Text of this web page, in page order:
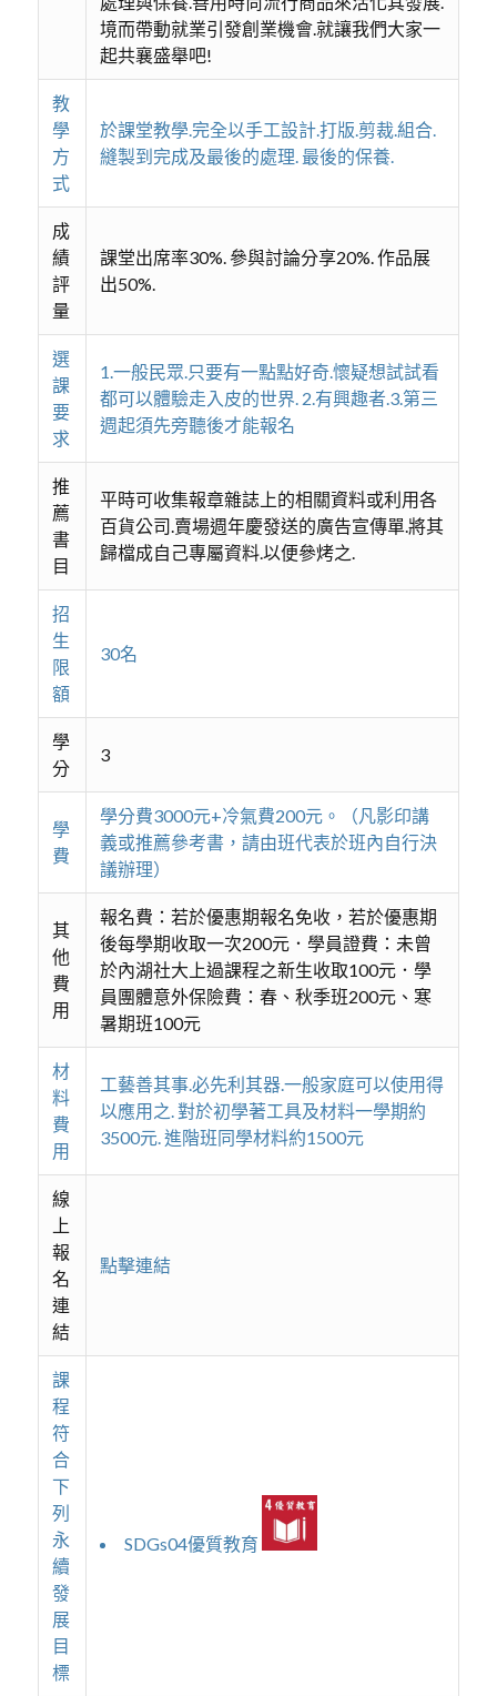
境而帶動就業引發創業機會.就讓我們大家一
起共襄盛舉吧!
教
學
方
式
於課堂教學.完全以手工設計.打版.剪裁.組合.
縫製到完成及最後的處理. 最後的保養.
成
績
評
量
課堂出席率30%. 參與討論分享20%. 作品展
出50%.
選
課
要
求
1.一般民眾.只要有一點點好奇.懷疑想試試看
都可以體驗走入皮的世界. 2.有興趣者.3.第三
週起須先旁聽後才能報名
推
薦
書
目
平時可收集報章雜誌上的相關資料或利用各
百貨公司.賣場週年慶發送的廣告宣傳單.將其
歸檔成自己專屬資料.以便參烤之.
招
生
限
額
30名
學
分
3
學
費
學分費3000元+冷氣費200元。（凡影印講
義或推薦參考書，請由班代表於班內自行決
議辦理）
其
他
費
用
報名費：若於優惠期報名免收，若於優惠期
後每學期收取一次200元．學員證費：未曾
於內湖社大上過課程之新生收取100元．學
員團體意外保險費：春、秋季班200元、寒
暑期班100元
材
料
費
用
工藝善其事.必先利其器.一般家庭可以使用得
以應用之. 對於初學著工具及材料一學期約
3500元. 進階班同學材料約1500元
線
上
報
名
連
結
點擊連結
課
程
符
合
下
列
永
續
發
展
目
標
SDGs04優質教育